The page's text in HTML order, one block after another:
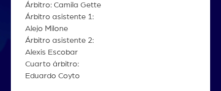
Árbitro: Camila Gette
Árbitro asistente 1:
Alejo Milone
Árbitro asistente 2:
Alexis Escobar
Cuarto árbitro:
Eduardo Coyto